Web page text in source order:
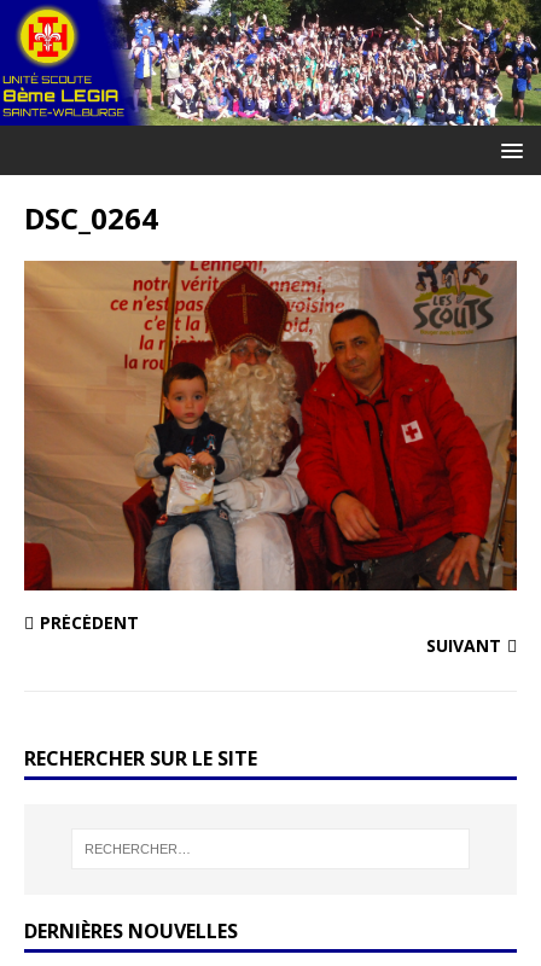
DSC_0264
PRÉCÉDENT
SUIVANT
RECHERCHER SUR LE SITE
DERNIÈRES NOUVELLES